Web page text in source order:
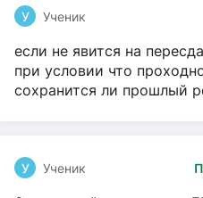
У Ученик
если не явится на
при условии что
сохранится ли прошлый
У Ученик